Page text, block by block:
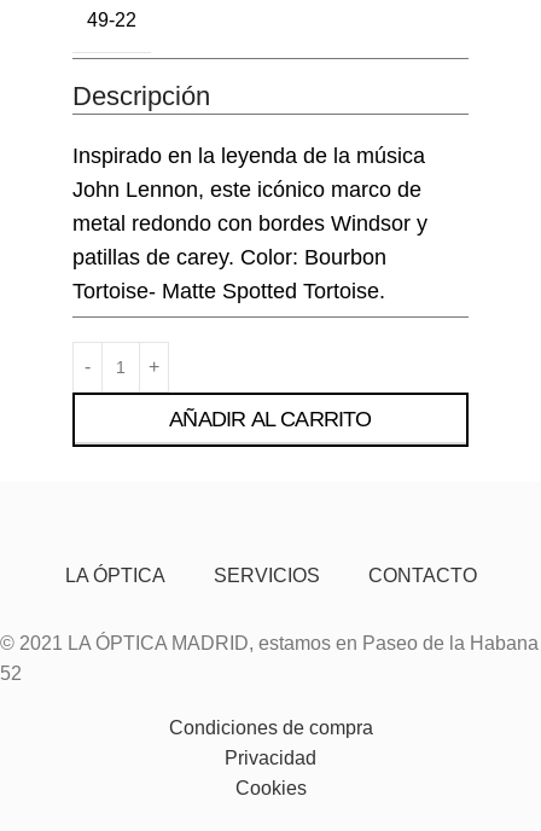
49-22
Descripción
Inspirado en la leyenda de la música
John Lennon, este icónico marco de
metal redondo con bordes Windsor y
patillas de carey. Color: Bourbon
Tortoise- Matte Spotted Tortoise.
AÑADIR AL CARRITO
LA ÓPTICA SERVICIOS CONTACTO
© 2021 LA ÓPTICA MADRID, estamos en Paseo de la Habana
52
Condiciones de compra
Privacidad
Cookies